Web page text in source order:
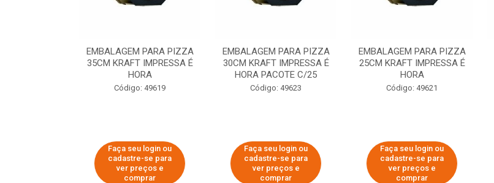
EMBALAGEM PARA PIZZA
35CM KRAFT IMPRESSA É
HORA
Código: 49619
Faça seu login ou
cadastre-se para
ver preços e
comprar
EMBALAGEM PARA PIZZA
30CM KRAFT IMPRESSA É
HORA PACOTE C/25
Código: 49623
Faça seu login ou
cadastre-se para
ver preços e
comprar
EMBALAGEM PARA PIZZA
25CM KRAFT IMPRESSA É
HORA
Código: 49621
Faça seu login ou
cadastre-se para
ver preços e
comprar